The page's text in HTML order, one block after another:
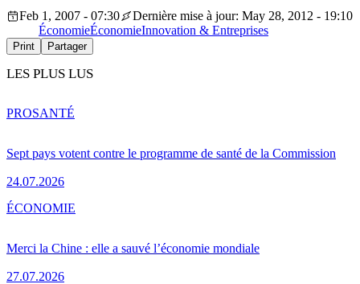
Feb 1, 2007 - 07:30
Dernière mise à jour: May 28, 2012 - 19:10
ÉconomieÉconomieInnovation & Entreprises
Print Partager
LES PLUS LUS
Sept pays votent contre le programme de santé de la Commission
24.07.2026
PROSANTÉ
Merci la Chine : elle a sauvé l’économie mondiale
27.07.2026
ÉCONOMIE